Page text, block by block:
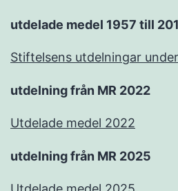
utdelade medel 1957 till
Stiftelsens utdelningar
utdelning från MR 2022
Utdelade medel 2022
utdelning från MR 2025